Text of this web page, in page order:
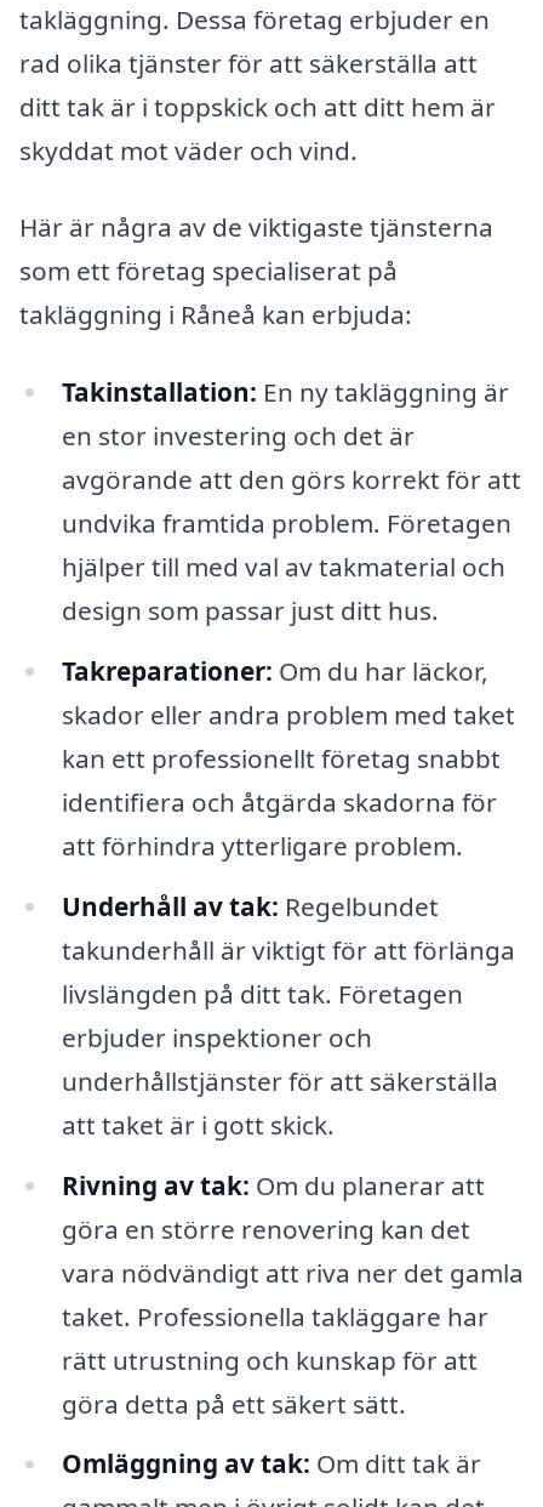
takläggning. Dessa företag erbjuder en
rad olika tjänster för att säkerställa att
ditt tak är i toppskick och att ditt hem är
skyddat mot väder och vind.
Här är några av de viktigaste tjänsterna
som ett företag specialiserat på
takläggning i Råneå kan erbjuda:
Takinstallation: En ny takläggning är
en stor investering och det är
avgörande att den görs korrekt för att
undvika framtida problem. Företagen
hjälper till med val av takmaterial och
design som passar just ditt hus.
Takreparationer: Om du har läckor,
skador eller andra problem med taket
kan ett professionellt företag snabbt
identifiera och åtgärda skadorna för
att förhindra ytterligare problem.
Underhåll av tak: Regelbundet
takunderhåll är viktigt för att förlänga
livslängden på ditt tak. Företagen
erbjuder inspektioner och
underhållstjänster för att säkerställa
att taket är i gott skick.
Rivning av tak: Om du planerar att
göra en större renovering kan det
vara nödvändigt att riva ner det gamla
taket. Professionella takläggare har
rätt utrustning och kunskap för att
göra detta på ett säkert sätt.
Omläggning av tak: Om ditt tak är